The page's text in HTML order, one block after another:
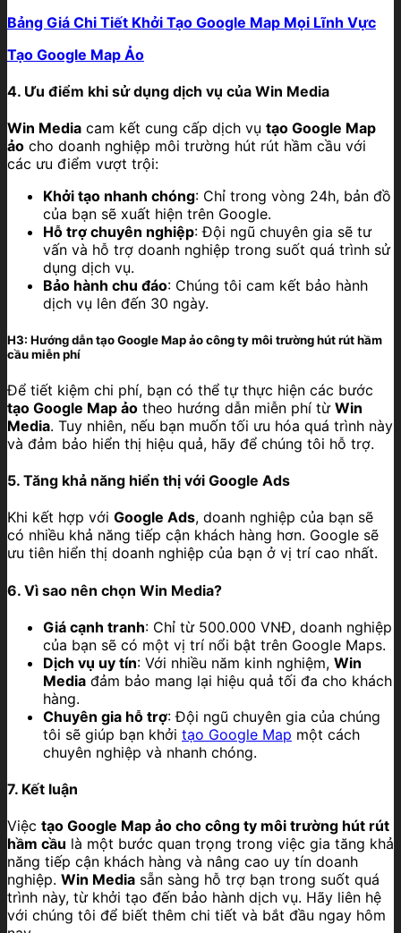
Bảng Giá Chi Tiết Khởi Tạo Google Map Mọi Lĩnh Vực
Tạo Google Map Ảo
4. Ưu điểm khi sử dụng dịch vụ của Win Media
Win Media cam kết cung cấp dịch vụ tạo Google Map
ảo cho doanh nghiệp môi trường hút rút hầm cầu với
các ưu điểm vượt trội:
Khởi tạo nhanh chóng: Chỉ trong vòng 24h, bản đồ
của bạn sẽ xuất hiện trên Google.
Hỗ trợ chuyên nghiệp: Đội ngũ chuyên gia sẽ tư
vấn và hỗ trợ doanh nghiệp trong suốt quá trình sử
dụng dịch vụ.
Bảo hành chu đáo: Chúng tôi cam kết bảo hành
dịch vụ lên đến 30 ngày.
H3: Hướng dẫn tạo Google Map ảo công ty môi trường hút rút hầm
cầu miễn phí
Để tiết kiệm chi phí, bạn có thể tự thực hiện các bước
tạo Google Map ảo theo hướng dẫn miễn phí từ Win
Media. Tuy nhiên, nếu bạn muốn tối ưu hóa quá trình này
và đảm bảo hiển thị hiệu quả, hãy để chúng tôi hỗ trợ.
5. Tăng khả năng hiển thị với Google Ads
Khi kết hợp với Google Ads, doanh nghiệp của bạn sẽ
có nhiều khả năng tiếp cận khách hàng hơn. Google sẽ
ưu tiên hiển thị doanh nghiệp của bạn ở vị trí cao nhất.
6. Vì sao nên chọn Win Media?
Giá cạnh tranh: Chỉ từ 500.000 VNĐ, doanh nghiệp
của bạn sẽ có một vị trí nổi bật trên Google Maps.
Dịch vụ uy tín: Với nhiều năm kinh nghiệm, Win
Media đảm bảo mang lại hiệu quả tối đa cho khách
hàng.
Chuyên gia hỗ trợ: Đội ngũ chuyên gia của chúng
tôi sẽ giúp bạn khởi tạo Google Map một cách
chuyên nghiệp và nhanh chóng.
7. Kết luận
Việc tạo Google Map ảo cho công ty môi trường hút rút
hầm cầu là một bước quan trọng trong việc gia tăng khả
năng tiếp cận khách hàng và nâng cao uy tín doanh
nghiệp. Win Media sẵn sàng hỗ trợ bạn trong suốt quá
trình này, từ khởi tạo đến bảo hành dịch vụ. Hãy liên hệ
với chúng tôi để biết thêm chi tiết và bắt đầu ngay hôm